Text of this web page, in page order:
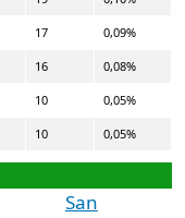
17 0,09%
16 0,08%
10 0,05%
10 0,05%
San